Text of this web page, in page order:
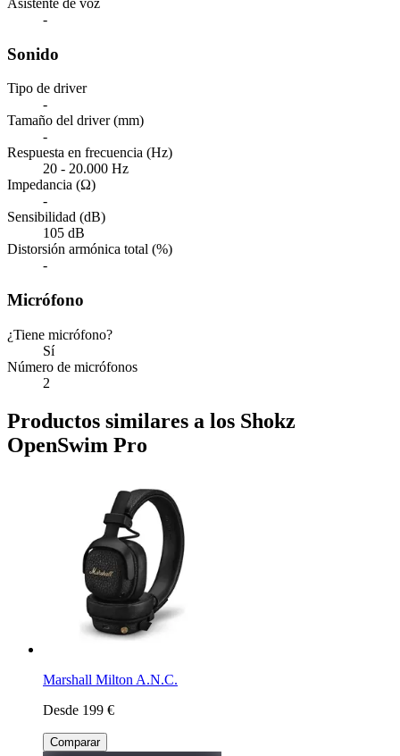
Asistente de voz
-
Sonido
Tipo de driver
-
Tamaño del driver (mm)
-
Respuesta en frecuencia (Hz)
20 - 20.000 Hz
Impedancia (Ω)
-
Sensibilidad (dB)
105 dB
Distorsión armónica total (%)
-
Micrófono
¿Tiene micrófono?
Sí
Número de micrófonos
2
Productos similares a los Shokz
OpenSwim Pro
Marshall Milton A.N.C.
Desde 199 €
Comparar